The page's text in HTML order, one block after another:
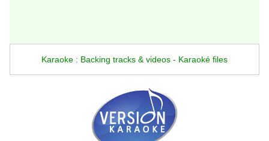
Karaoke : Backing tracks & videos - Karaoké files